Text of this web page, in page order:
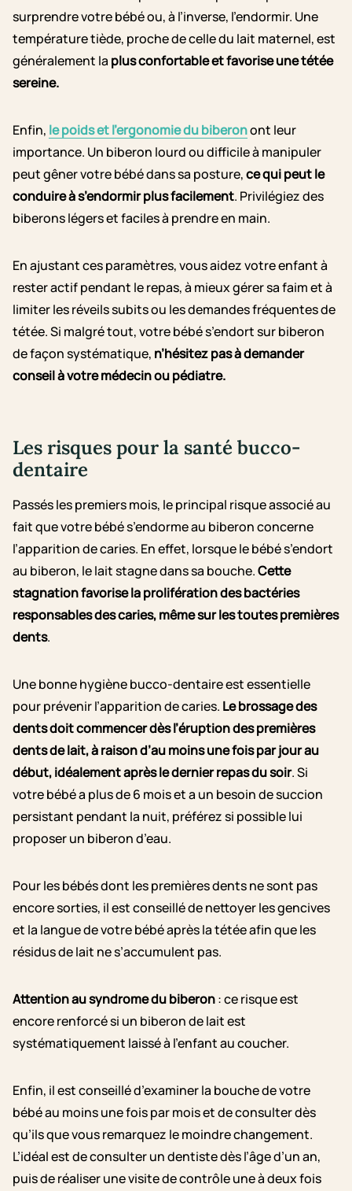
surprendre votre bébé ou, à l’inverse, l’endormir. Une
température tiède, proche de celle du lait maternel, est
généralement la plus confortable et favorise une tétée
sereine.
Enfin, le poids et l’ergonomie du biberonont leur
importance. Un biberon lourd ou difficile à manipuler
peut gêner votre bébé dans sa posture,ce qui peut le
conduire à s’endormir plus facilement. Privilégiez des
biberons légers et faciles à prendre en main.
En ajustant ces paramètres, vous aidez votre enfant à
rester actif pendant le repas, à mieux gérer sa faim et à
limiter les réveils subits ou les demandes fréquentes de
tétée. Si malgré tout, votre bébé s’endort sur biberon
de façon systématique, n’hésitez pas à demander
conseil à votre médecin ou pédiatre.
Les risques pour la santé bucco-
dentaire
Passés les premiers mois, le principal risque associé au
fait que votre bébé s’endorme au biberon concerne
l’apparition de caries. En effet, lorsque le bébé s’endort
au biberon, le lait stagne dans sa bouche.Cette
stagnation favorise la prolifération des bactéries
responsables des caries, même sur les toutes premières
dents.
Une bonne hygiène bucco-dentaire est essentielle
pour prévenir l’apparition de caries. Le brossage des
dents doit commencer dès l’éruption des premières
dents de lait, à raison d’au moins une fois par jour au
début, idéalement après le dernier repas du soir. Si
votre bébé a plus de 6 mois et a un besoin de succion
persistant pendant la nuit, préférez si possible lui
proposer un biberon d’eau.
Pour les bébés dont les premières dents ne sont pas
encore sorties, il est conseillé de nettoyer les gencives
et la langue de votre bébé après la tétée afin que les
résidus de lait ne s’accumulent pas.
Attention au syndrome du biberon: ce risque est
encore renforcé si un biberon de lait est
systématiquement laissé à l’enfant au coucher.
Enfin, il est conseillé d’examiner la bouche de votre
bébé au moins une fois par mois et de consulter dès
qu’ils que vous remarquez le moindre changement.
L’idéal est de consulter un dentiste dès l’âge d’un an,
puis de réaliser une visite de contrôle une à deux fois